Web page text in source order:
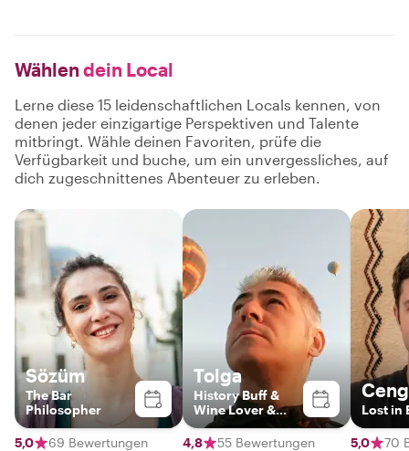
Wählen dein Local
Lerne diese 15 leidenschaftlichen Locals kennen, von
denen jeder einzigartige Perspektiven und Talente
mitbringt. Wähle deinen Favoriten, prüfe die
Verfügbarkeit und buche, um ein unvergessliches, auf
dich zugeschnittenes Abenteuer zu erleben.
Sözüm
The Bar
Philosopher
5,0 69 Bewertungen
Tolga
History Buff &
Wine Lover &
Foodie
4,8
55 Bewertungen
Lost in
5,0 70